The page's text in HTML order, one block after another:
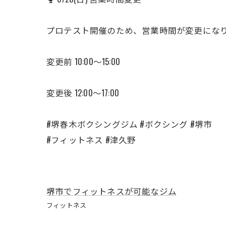
プロテスト開催のため、営業時間が変更にな
​変更前 10:00〜15:00
​変更後 12:00〜17:00
#堺春木ボクシングジム #ボクシング #堺市
#フィットネス #津久野
堺市でフィットネスが可能なジム
フィットネス